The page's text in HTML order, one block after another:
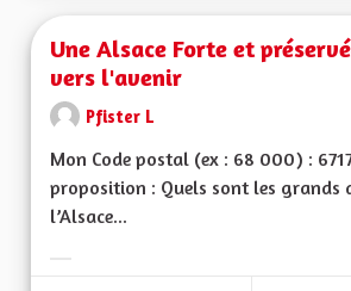
Une Alsace Forte et
vers l'avenir
Pfister L
Mon Code postal (ex : 68 000) :
proposition : Quels sont les grands
l’Alsace...